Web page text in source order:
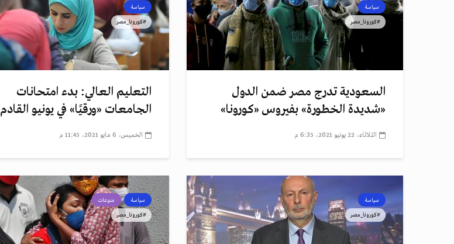
سياسة
#كورونا_مصر
السعودية تدرج مصر ضمن الدول
«شديدة الخطورة» بفيروس «كورونا»
الثلاثاء، 22 يونيو 2021، 6:35 م
سياسة
#كورونا_مصر
التعليم العالي: بدء امتحانات
الجامعات «ورقيًا» في يونيو القادم
الخميس، 6 مايو 2021، 11:45 م
سياسة
#كورونا_مصر
سياسة منوعات
#كورونا_مصر